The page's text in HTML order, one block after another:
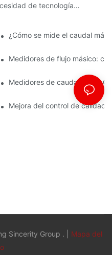
de tecnología
caudal Coriolis?
¿Cómo se mide el caudal
de flujo másico en la
Medidores de flujo másico:
de los caudalímetros
Medidores de caudal ATEX:
ATEX adecuado para
Mejora del control de calidad
la medición del flujo másico de
Sincerity Group . |
Mapa del